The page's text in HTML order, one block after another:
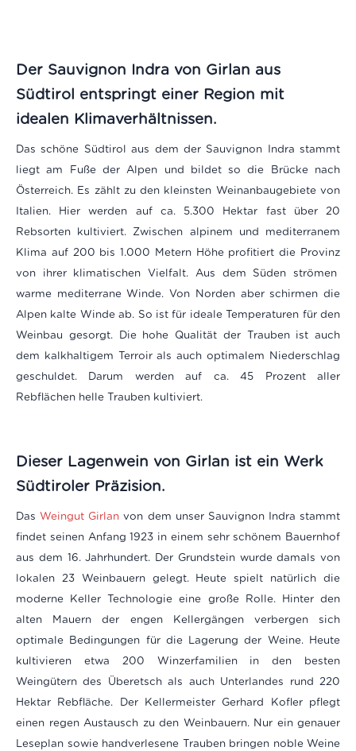
Der Sauvignon Indra von Girlan aus
Südtirol entspringt einer Region mit
idealen Klimaverhältnissen.
Das schöne Südtirol aus dem der Sauvignon Indra stammt
liegt am Fuße der Alpen und bildet so die Brücke nach
Österreich. Es zählt zu den kleinsten Weinanbaugebiete von
Italien. Hier werden auf ca. 5.300 Hektar fast über 20
Rebsorten kultiviert. Zwischen alpinem und mediterranem
Klima auf 200 bis 1.000 Metern Höhe profitiert die Provinz
von ihrer klimatischen Vielfalt. Aus dem Süden strömen
warme mediterrane Winde. Von Norden aber schirmen die
Alpen kalte Winde ab. So ist für ideale Temperaturen für den
Weinbau gesorgt. Die hohe Qualität der Trauben ist auch
dem kalkhaltigem Terroir als auch optimalem Niederschlag
geschuldet. Darum werden auf ca. 45 Prozent aller
Rebflächen helle Trauben kultiviert.
Dieser Lagenwein von Girlan ist ein Werk
Südtiroler Präzision.
DasWeingut Girlan von dem unser Sauvignon Indra stammt
findet seinen Anfang 1923 in einem sehr schönem Bauernhof
aus dem 16. Jahrhundert. Der Grundstein wurde damals von
lokalen 23 Weinbauern gelegt. Heute spielt natürlich die
moderne Keller Technologie eine große Rolle. Hinter den
alten Mauern der engen Kellergängen verbergen sich
optimale Bedingungen für die Lagerung der Weine. Heute
kultivieren etwa 200 Winzerfamilien in den besten
Weingütern des Überetsch als auch Unterlandes rund 220
Hektar Rebfläche. Der Kellermeister Gerhard Kofler pflegt
einen regen Austausch zu den Weinbauern. Nur ein genauer
Leseplan sowie handverlesene Trauben bringen noble Weine